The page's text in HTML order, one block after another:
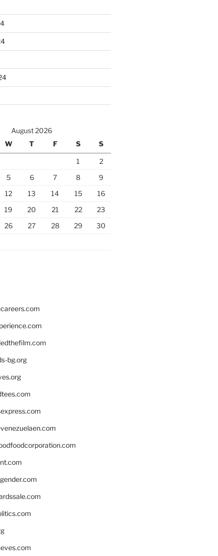
August 2026
W T F S S
1
2
5 6 7 8
9
12 13 14 15
16
19 20 21 22
23
26 27 28 29
30
bg.org